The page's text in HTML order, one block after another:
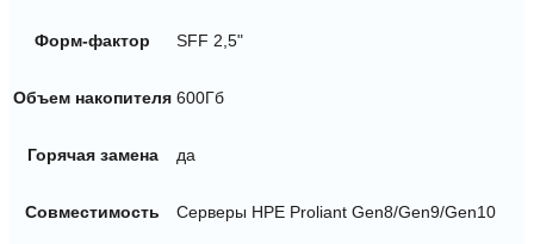
Форм-фактор SFF 2,5"
Объем накопителя 600Гб
Горячая замена да
Совместимость Серверы HPE Proliant Gen8/Gen9/Gen10